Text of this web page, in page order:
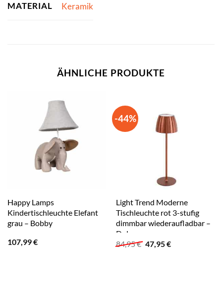
MATERIAL Keramik
ÄHNLICHE PRODUKTE
Happy Lamps
Kindertischleuchte Elefant
grau – Bobby
107,99€
-44%
Light Trend Moderne
Tischleuchte rot 3-stufig
dimmbar wiederaufladbar –
Dolce
84,95€ Ursprünglicher
Preis
47,95€Aktueller